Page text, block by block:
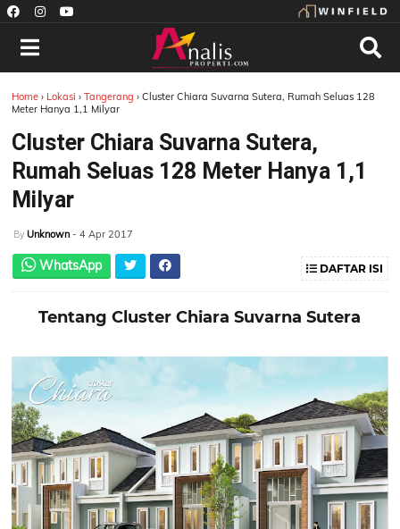
Home › Lokasi › Tangerang› Cluster Chiara Suvarna Sutera, Rumah Seluas 128
Meter Hanya 1,1 Milyar
Cluster Chiara Suvarna Sutera,
Rumah Seluas 128 Meter Hanya 1,1
Milyar
By Unknown - 4 Apr 2017
WhatsApp DAFTAR ISI
Tentang Cluster Chiara Suvarna Sutera